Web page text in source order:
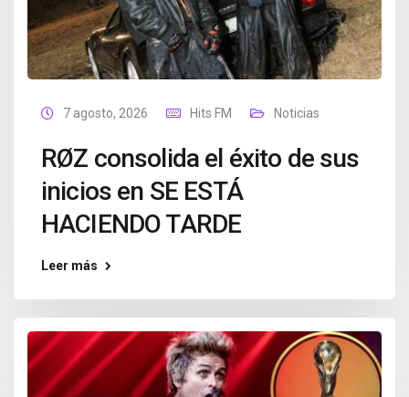
7 agosto, 2026 Hits FM Noticias
RØZ consolida el éxito de sus
inicios en SE ESTÁ
HACIENDO TARDE
Leer más